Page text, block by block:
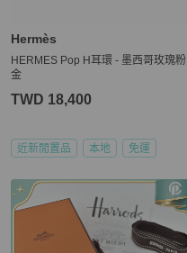
Hermès
HERMES Pop H耳環 - 墨西哥玫瑰粉
金
TWD 18,400
近新閒置品 本地 免運